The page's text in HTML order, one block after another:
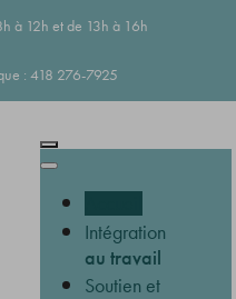
à 12h et de 13h à 16h
: 418 276-7925
Intégration
au travail
Soutien et